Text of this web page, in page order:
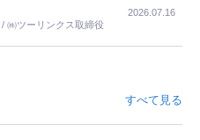
族の足の便も考えない外池ない
㈱ツーリンクス取締役
2026.07.16
すべて見る